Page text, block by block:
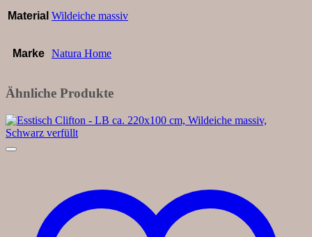
Material Wildeiche massiv
Marke Natura Home
Ähnliche Produkte